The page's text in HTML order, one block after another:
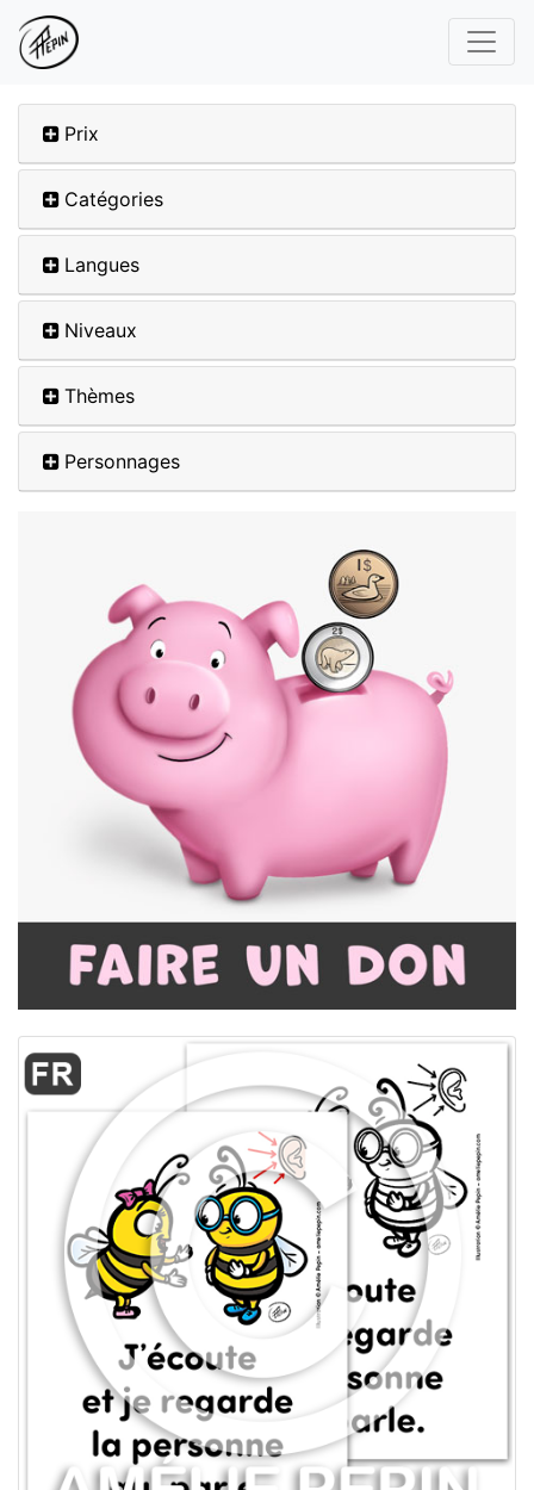
Prix
Catégories
Langues
Niveaux
Thèmes
Personnages